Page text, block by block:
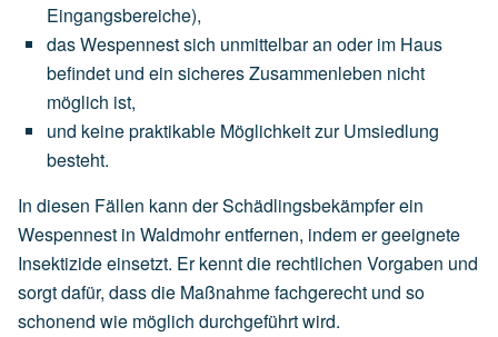
Eingangsbereiche),
dasWespennestsich unmittelbar an oder im Haus
befindet und ein sicheresZusammenleben nicht
möglich ist,
und keinepraktikable Möglichkeitzur Umsiedlung
besteht.
In diesen Fällen kann der Schädlingsbekämpfer ein
Wespennest in Waldmohr entfernen, indem er geeignete
Insektizide einsetzt. Er kennt die rechtlichen Vorgaben und
sorgt dafür, dass die Maßnahme fachgerecht und so
schonend wie möglich durchgeführt wird.